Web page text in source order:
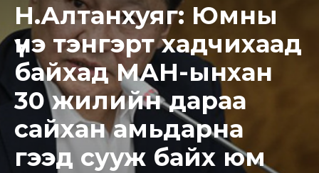
Н.Алтанхуяг: Юмны
үнэ тэнгэрт хадчихаад
байхад МАН-ынхан
30 жилийн дараа
сайхан амьдарна
гээд сууж байх юм